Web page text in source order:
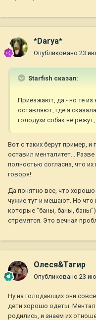
*Darya*
Опубликовано 23
Starfish сказал:
Приезжают, да - но те из
оставляют, где я
голодухи собак не
Вот с таких берут пример,
оставил менталитет...
полностью согласна, что их
говоря!
Да понятно все, что
чужие тут и мешают. Но что
которые "баны, баны,
стремятся. Это вечная
Олеся&Тагир
Опубликовано 23
Ну на голодающих они
дети хорошо одеты.
родились, и знаем их